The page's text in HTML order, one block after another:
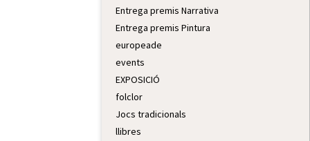
Entrega premis Narrativa
Entrega premis Pintura
europeade
events
EXPOSICIÓ
folclor
Jocs tradicionals
llibres